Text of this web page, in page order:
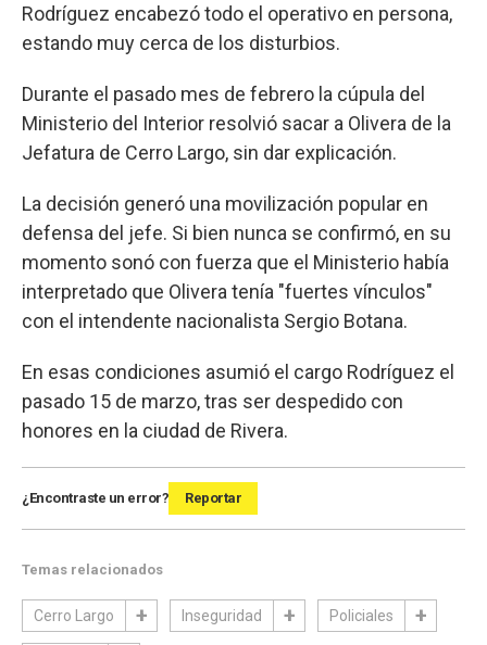
Rodríguez encabezó todo el operativo en persona,
estando muy cerca de los disturbios.
Durante el pasado mes de febrero la cúpula del
Ministerio del Interior resolvió sacar a Olivera de la
Jefatura de Cerro Largo, sin dar explicación.
La decisión generó una movilización popular en
defensa del jefe. Si bien nunca se confirmó, en su
momento sonó con fuerza que el Ministerio había
interpretado que Olivera tenía "fuertes vínculos"
con el intendente nacionalista Sergio Botana.
En esas condiciones asumió el cargo Rodríguez el
pasado 15 de marzo, tras ser despedido con
honores en la ciudad de Rivera.
¿Encontraste un error? Reportar
Temas relacionados
Cerro Largo Inseguridad Policiales